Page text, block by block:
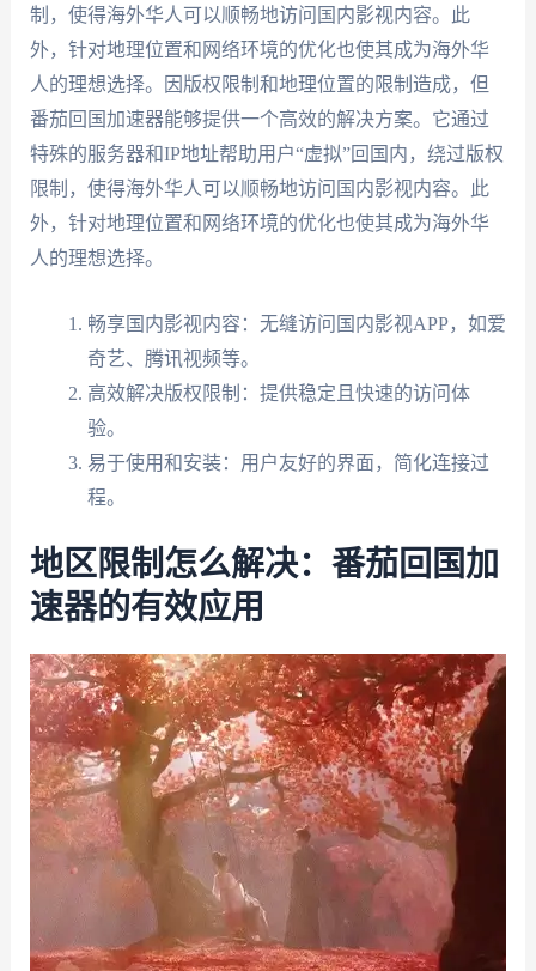
制，使得海外华人可以顺畅地访问国内影视内容。此
外，针对地理位置和网络环境的优化也使其成为海外华
人的理想选择。因版权限制和地理位置的限制造成，但
番茄回国加速器能够提供一个高效的解决方案。它通过
特殊的服务器和IP地址帮助用户“虚拟”回国内，绕过版权
限制，使得海外华人可以顺畅地访问国内影视内容。此
外，针对地理位置和网络环境的优化也使其成为海外华
人的理想选择。
畅享国内影视内容：无缝访问国内影视APP，如爱
奇艺、腾讯视频等。
高效解决版权限制：提供稳定且快速的访问体
验。
易于使用和安装：用户友好的界面，简化连接过
程。
地区限制怎么解决：番茄回国加
速器的有效应用